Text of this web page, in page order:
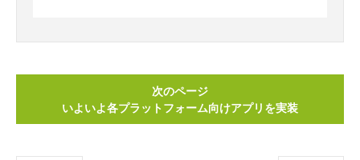
次のページ
いよいよ各プラットフォーム向けアプリを実装